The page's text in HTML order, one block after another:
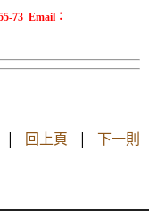
73 Email：
| 回上頁 | 下一則